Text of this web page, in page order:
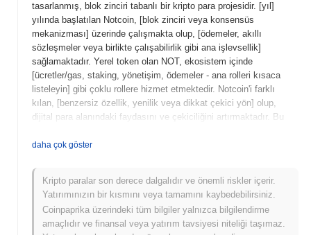
tasarlanmış, blok zinciri tabanlı bir kripto para projesidir. [yıl]
yılında başlatılan Notcoin, [blok zinciri veya konsensüs
mekanizması] üzerinde çalışmakta olup, [ödemeler, akıllı
sözleşmeler veya birlikte çalışabilirlik gibi ana işlevsellik]
sağlamaktadır. Yerel token olan NOT, ekosistem içinde
[ücretler/gas, staking, yönetişim, ödemeler - ana rolleri kısaca
listeleyin] gibi çoklu rollere hizmet etmektedir. Notcoin'i farklı
kılan, [benzersiz özellik, yenilik veya dikkat çekici yön] olup,
dijital para alanındaki faydasını ve çekiciliğini artırmaktadır. Bu
konumlandırmakta ve kripto para piyasasındaki geçerliliğine ve
Notcoin ne zaman ve nasıl başladı?
Notcoin, Mart 2021'de, Jane Doe ve John Smith liderliğindeki
kurucu ekip tarafından projenin vizyonunu ve teknik çerçevesini
özetleyen beyaz kitabın yayımlanmasıyla ortaya çıktı. Proje,
daha çok göster
Kripto paralar son derece dalgalıdır ve önemli riskler içerir.
Yatırımınızın bir kısmını veya tamamını kaybedebilirsiniz.
Coinpaprika üzerindeki tüm bilgiler yalnızca bilgilendirme
amaçlıdır ve finansal veya yatırım tavsiyesi niteliği taşımaz.